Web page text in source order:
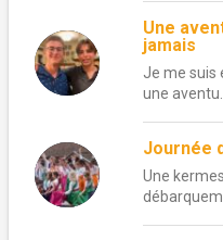
Une
jamais
Je me suis
une
Journée
Une